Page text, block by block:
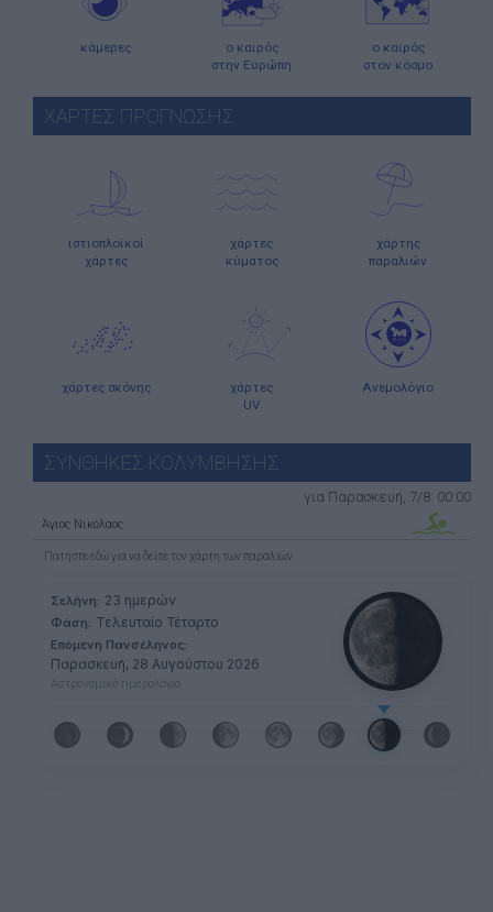
κάμερες
ο καιρός
στην Ευρώπη
ο καιρός
στον κόσμο
ΧΑΡΤΕΣ ΠΡΟΓΝΩΣΗΣ
ιστιοπλοϊκοί
χάρτες
χάρτες
κύματος
χάρτης
παραλιών
χάρτες σκόνης
χάρτες
UV
Ανεμολόγιο
ΣΥΝΘΗΚΕΣ ΚΟΛΥΜΒΗΣΗΣ
για Παρασκευή, 7/8: 00:00
Άγιος Νικόλαος
Πατήστε εδώγια να δείτε τον χάρτη των παραλιών
Σελήνη: 23 ημερών
Φάση: Τελευταίο Τέταρτο
Επόμενη Πανσέληνος:
Παρασκευή, 28 Αυγούστου 2026
Αστρονομικό ημερολόγιο